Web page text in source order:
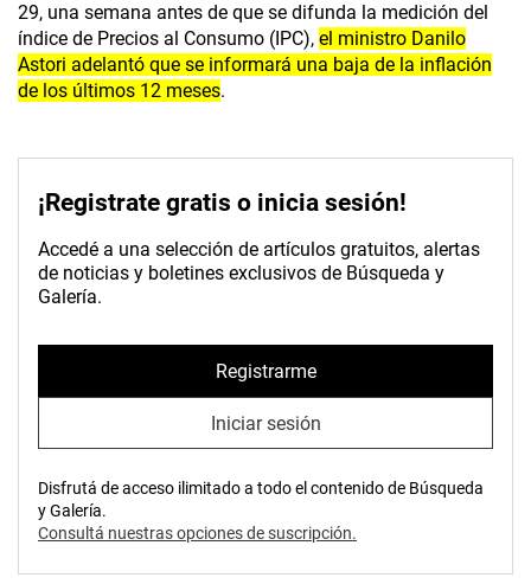
29, una semana antes de que se difunda la medición del
índice de Precios al Consumo (IPC), el ministro Danilo
Astori adelantó que se informará una baja de la inflación
de los últimos 12 meses.
¡Registrate gratis o inicia sesión!
Accedé a una selección de artículos gratuitos, alertas
de noticias y boletines exclusivos de Búsqueda y
Galería.
Registrarme
Iniciar sesión
Disfrutá de acceso ilimitado a todo el contenido de Búsqueda
y Galería.
Consultá nuestras opciones de suscripción.